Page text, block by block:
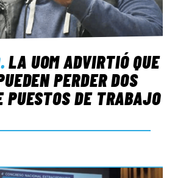
.LA UOM ADVIRTIÓ QUE
PERDER DOS
PUESTOS DE TRABAJO